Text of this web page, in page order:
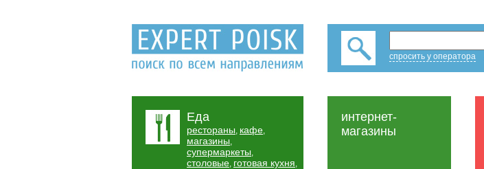
спросить у оператора
Еда
рестораны, кафе,
магазины,
супермаркеты,
столовые, готовая кухня,
интернет-
магазины